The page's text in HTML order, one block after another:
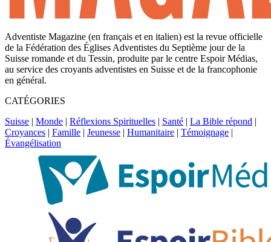
Adventiste Magazine (en français et en italien) est la revue officielle
de la Fédération des Églises Adventistes du Septième jour de la
Suisse romande et du Tessin, produite par le centre Espoir Médias,
au service des croyants adventistes en Suisse et de la francophonie
en général.
CATÉGORIES
Suisse | Monde | Réflexions Spirituelles | Santé | La Bible répond |
Croyances | Famille | Jeunesse | Humanitaire | Témoignage |
Évangélisation